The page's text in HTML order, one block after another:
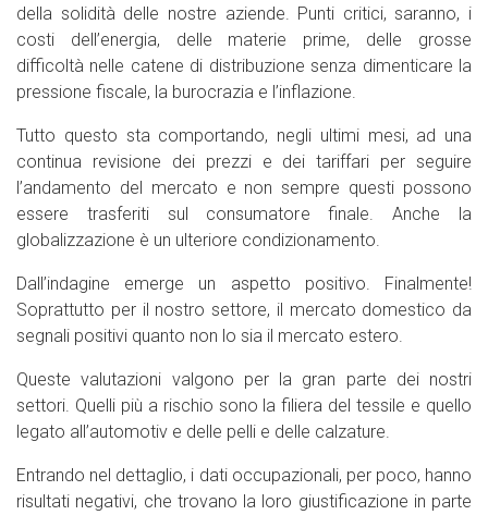
della solidità delle nostre aziende. Punti critici, saranno, i
costi dell’energia, delle materie prime, delle grosse
difficoltà nelle catene di distribuzione senza dimenticare la
pressione fiscale, la burocrazia e l’inflazione.
Tutto questo sta comportando, negli ultimi mesi, ad una
continua revisione dei prezzi e dei tariffari per seguire
l’andamento del mercato e non sempre questi possono
essere trasferiti sul consumatore finale. Anche la
globalizzazione è un ulteriore condizionamento.
Dall’indagine emerge un aspetto positivo. Finalmente!
Soprattutto per il nostro settore, il mercato domestico da
segnali positivi quanto non lo sia il mercato estero.
Queste valutazioni valgono per la gran parte dei nostri
settori. Quelli più a rischio sono la filiera del tessile e quello
legato all’automotiv e delle pelli e delle calzature.
Entrando nel dettaglio, i dati occupazionali, per poco, hanno
risultati negativi, che trovano la loro giustificazione in parte